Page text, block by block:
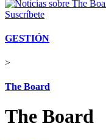
Suscríbete
GESTIÓN
>
The Board
The Board